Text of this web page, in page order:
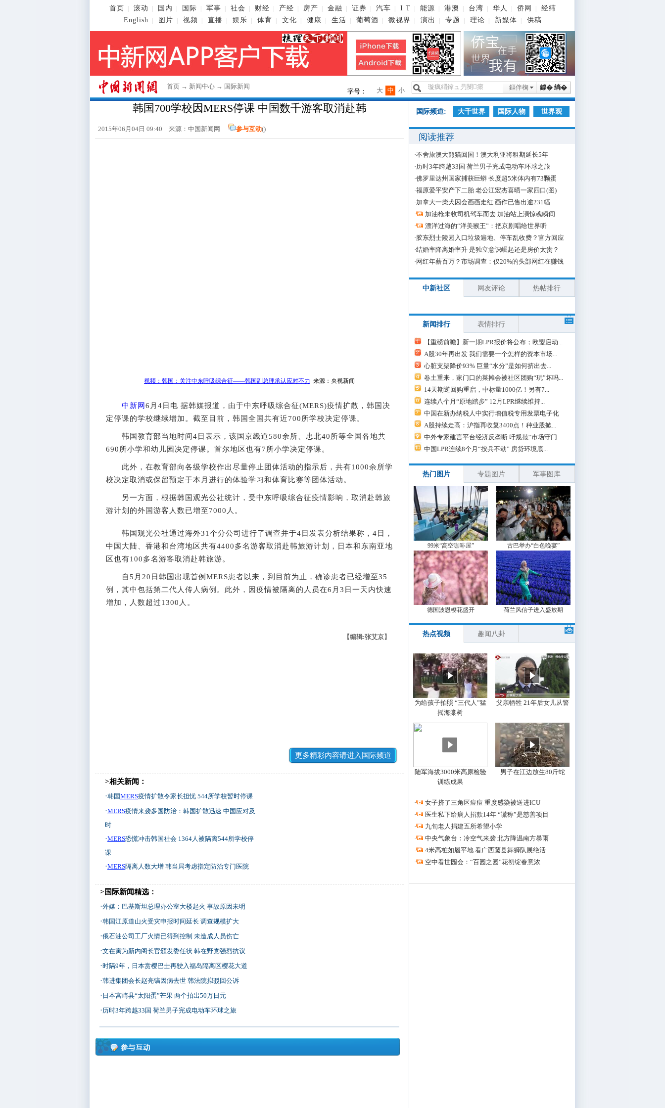
首页 滚动 国内 国际 军事 社会 财经 产经 房产 金融 证券 汽车 I T 能源 港澳 台湾 华人 侨网
经纬
English
图片 视频 直播 娱乐 体育 文化 健康 生活 葡萄酒 微视界 演出 专题 理论 新媒体 供稿
首页 → 新闻中心 → 国际新闻 鎼� 绱�
鏂伴椈
字号： 小
中
大
韩国700学校因MERS停课 中国数千游客取消赴韩
2015年06月04日 09:40 来源： 中国新闻网 参与互动()
视频：韩国：关注中东呼吸综合征——韩国副总理承认应对不力 来源：央视新闻
中新网 6月4日电 据韩媒报道，由于中东呼吸综合征(MERS)疫情扩散，韩国决
定停课的学校继续增加。截至目前，韩国全国共有近700所学校决定停课。
韩国教育部当地时间4日表示，该国京畿道580余所、忠北40所等全国各地共
690所小学和幼儿园决定停课。首尔地区也有7所小学决定停课。
此外，在教育部向各级学校作出尽量停止团体活动的指示后，共有1000余所学
校决定取消或保留预定于本月进行的体验学习和体育比赛等团体活动。
另一方面，根据韩国观光公社统计，受中东呼吸综合征疫情影响，取消赴韩旅
游计划的外国游客人数已增至7000人。
韩国观光公社通过海外31个分公司进行了调查并于4日发表分析结果称，4日，
中国大陆、香港和台湾地区共有4400多名游客取消赴韩旅游计划，日本和东南亚地
区也有100多名游客取消赴韩旅游。
自5月20日韩国出现首例MERS患者以来，到目前为止，确诊患者已经增至35
例，其中包括第二代人传人病例。此外，因疫情被隔离的人员在6月3日一天内快速
增加，人数超过1300人。
【编辑:张艾京】
更多精彩内容请进入国际频道
>相关新闻：
·韩国MERS疫情扩散令家长担忧 544所学校暂时停课
·MERS疫情来袭多国防治：韩国扩散迅速 中国应对及
时
·MERS恐慌冲击韩国社会 1364人被隔离544所学校停
课
·MERS隔离人数大增 韩当局考虑指定防治专门医院
>国际新闻精选：
·外媒：巴基斯坦总理办公室大楼起火 事故原因未明
·韩国江原道山火受灾申报时间延长 调查规模扩大
·俄石油公司工厂火情已得到控制 未造成人员伤亡
·文在寅为新内阁长官颁发委任状 韩在野党强烈抗议
·时隔9年，日本赏樱巴士再驶入福岛隔离区樱花大道
·韩进集团会长赵亮镐因病去世 韩法院拟驳回公诉
· 日本宫崎县“太阳蛋”芒果 两个拍出50万日元
·历时3年跨越33国 荷兰男子完成电动车环球之旅
国际频道: 大千世界 国际人物 世界观
阅读推荐
·不舍旅澳大熊猫回国！澳大利亚将租期延长5年
·历时3年跨越33国 荷兰男子完成电动车环球之旅
·佛罗里达州国家捕获巨蟒 长度超5米体内有73颗蛋
·福原爱平安产下二胎 老公江宏杰喜晒一家四口(图)
·加拿大一柴犬因会画画走红 画作已售出逾231幅
·
加油枪未收司机驾车而去 加油站上演惊魂瞬间
·
漂洋过海的“洋美猴王”：把京剧唱给世界听
·胶东烈士陵园入口垃圾遍地、停车乱收费？官方回应
·结婚率降离婚率升 是独立意识崛起还是房价太贵？
· 网红年薪百万？市场调查：仅20%的头部网红在赚钱
中新社区 网友评论 热帖排行
新闻排行 表情排行
【重磅前瞻】新一期LPR报价将公布；欧盟启动...
A股30年再出发 我们需要一个怎样的资本市场...
心脏支架降价93% 巨量“水分”是如何挤出去...
卷土重来，家门口的菜摊会被社区团购“玩”坏吗...
14天期逆回购重启，中标量1000亿！另有7...
连续八个月“原地踏步” 12月LPR继续维持...
中国在新办纳税人中实行增值税专用发票电子化
A股持续走高：沪指再收复3400点！种业股掀...
中外专家建言平台经济反垄断 吁规范“市场守门...
中国LPR连续8个月“按兵不动” 房贷环境底...
热门图片 专题图片 军事图库
99米“高空咖啡屋” 古巴举办“白色晚宴”
德国波恩樱花盛开 荷兰风信子进入盛放期
热点视频 趣闻八卦
为给孩子拍照 “三代人”猛
摇海棠树
父亲牺牲 21年后女儿从警
陆军海拔3000米高原检验
训练成果
男子在江边放生80斤蛇
·
女子挤了三角区痘痘 重度感染被送进ICU
·
医生私下给病人捐款14年 “谎称”是慈善项目
·
九旬老人捐建五所希望小学
·
中央气象台：冷空气来袭 北方降温南方暴雨
·
4米高桩如履平地 看广西藤县舞狮队展绝活
·
空中看世园会：“百园之园”花初绽春意浓